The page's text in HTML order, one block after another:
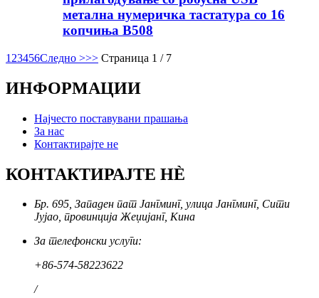
метална нумеричка тастатура со 16
копчиња B508
1 23456Следно >>> Страница 1 / 7
ИНФОРМАЦИИ
Најчесто поставувани прашања
За нас
Контактирајте не
КОНТАКТИРАЈТЕ НÈ
Бр. 695, Западен пат Јангминг, улица Јангминг, Сити
Јујао, провинција Жеџијанг, Кина
За телефонски услуги:
+86-574-58223622
/